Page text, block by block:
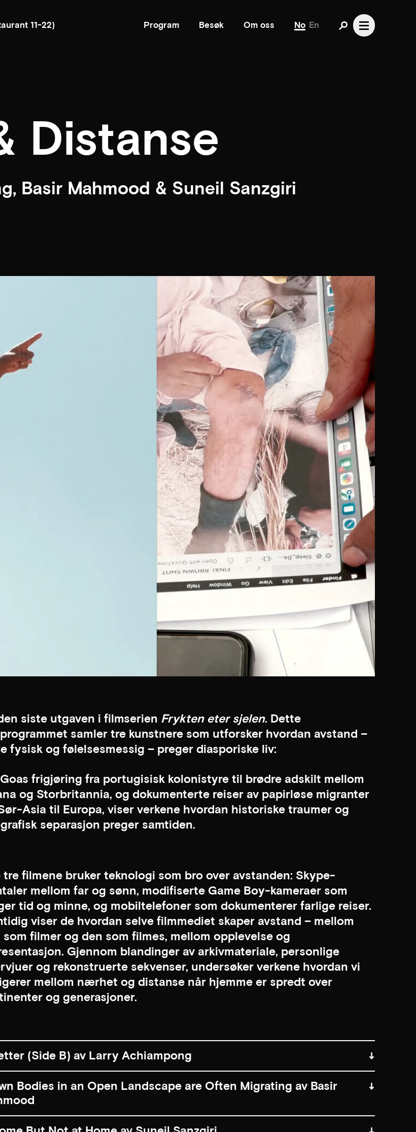
11-22) Program Besøk Om oss No En
Distanse
Basir Mahmood & Suneil Sanzgiri
siste utgaven i filmserien Frykten eter sjelen. Dette
samler tre kunstnere som utforsker hvordan avstand –
fysisk og følelsesmessig – preger diasporiske liv:
frigjøring fra portugisisk kolonistyre til brødre adskilt mellom
og Storbritannia, og dokumenterte reiser av papirløse migranter
Asia til Europa, viser verkene hvordan historiske traumer og
separasjon preger samtiden.
tre filmene bruker teknologi som bro over avstanden: Skype-
mellom far og sønn, modifiserte Game Boy-kameraer som
tid og minne, og mobiltelefoner som dokumenterer farlige reiser.
viser de hvordan selve filmmediet skaper avstand – mellom
som filmer og den som filmes, mellom opplevelse og
Gjennom blandinger av arkivmateriale, personlige
og rekonstruerte sekvenser, undersøker verkene hvordan vi
mellom nærhet og distanse når hjemme er spredt over
og generasjoner.
(Side B) av Larry Achiampong
Bodies in an Open Landscape are Often Migrating av Basir